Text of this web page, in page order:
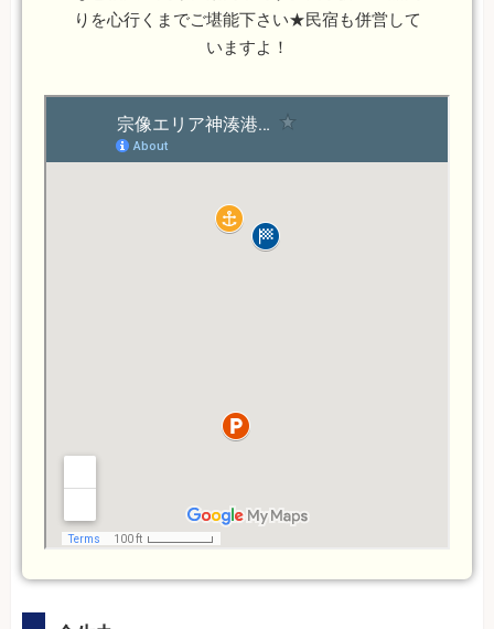
りを心行くまでご堪能下さい★民宿も併営して
いますよ！